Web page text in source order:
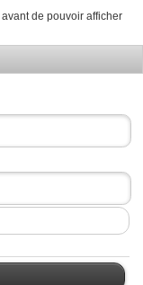
avant de pouvoir afficher